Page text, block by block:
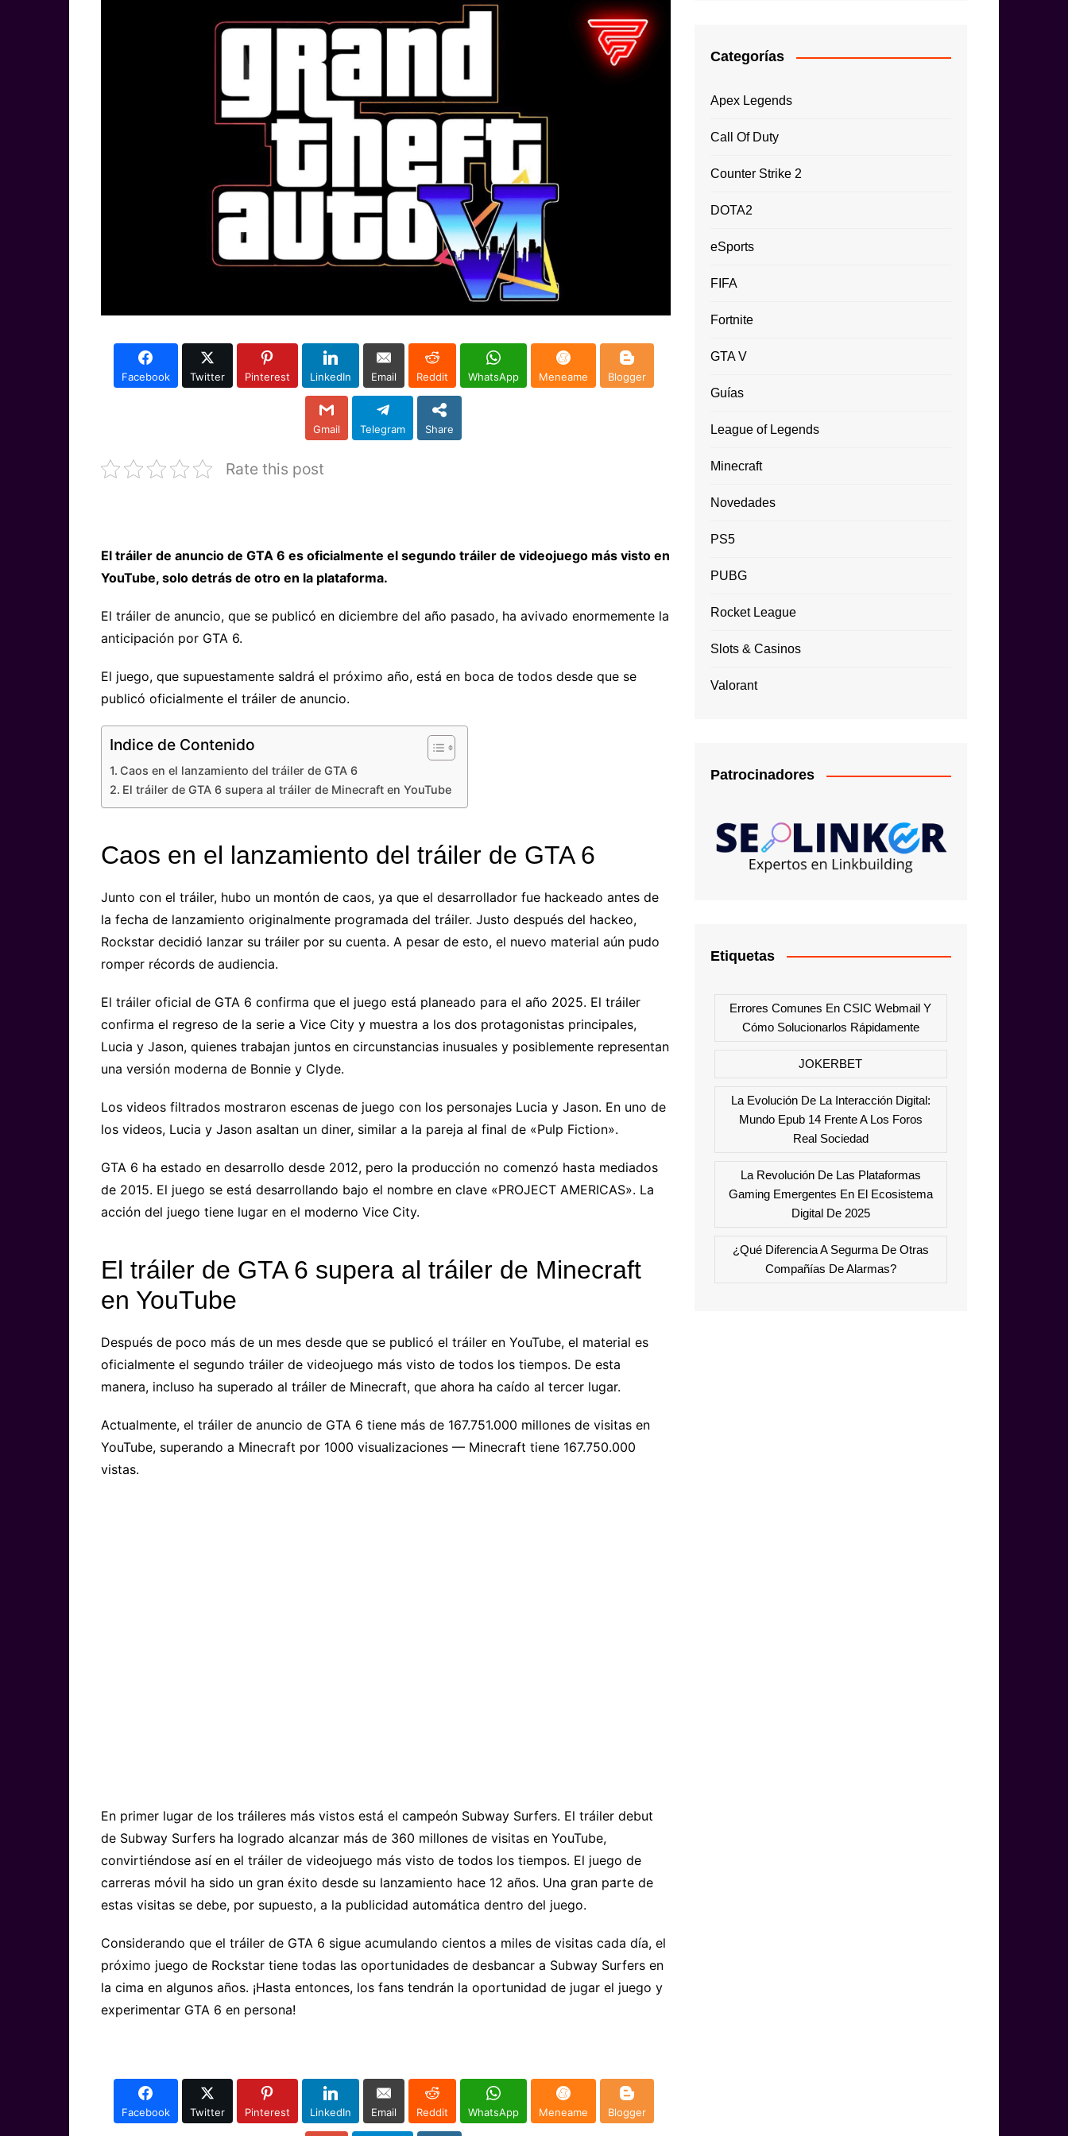
Facebook Twitter Pinterest LinkedIn Email Reddit WhatsApp Meneame Blogger
Gmail Telegram Share
Rate this post
El tráiler de anuncio de GTA 6 es oficialmente el segundo tráiler de videojuego más visto en
YouTube, solo detrás de otro en la plataforma.
El tráiler de anuncio, que se publicó en diciembre del año pasado, ha avivado enormemente la
anticipación por GTA 6.
El juego, que supuestamente saldrá el próximo año, está en boca de todos desde que se
publicó oficialmente el tráiler de anuncio.
Indice de Contenido
Caos en el lanzamiento del tráiler de GTA 6
El tráiler de GTA 6 supera al tráiler de Minecraft en YouTube
Caos en el lanzamiento del tráiler de GTA 6
Junto con el tráiler, hubo un montón de caos, ya que el desarrollador fue hackeado antes de
la fecha de lanzamiento originalmente programada del tráiler. Justo después del hackeo,
Rockstar decidió lanzar su tráiler por su cuenta. A pesar de esto, el nuevo material aún pudo
romper récords de audiencia.
El tráiler oficial de GTA 6 confirma que el juego está planeado para el año 2025. El tráiler
confirma el regreso de la serie a Vice City y muestra a los dos protagonistas principales,
Lucia y Jason, quienes trabajan juntos en circunstancias inusuales y posiblemente representan
una versión moderna de Bonnie y Clyde.
Los videos filtrados mostraron escenas de juego con los personajes Lucia y Jason. En uno de
los videos, Lucia y Jason asaltan un diner, similar a la pareja al final de «Pulp Fiction».
GTA 6 ha estado en desarrollo desde 2012, pero la producción no comenzó hasta mediados
de 2015. El juego se está desarrollando bajo el nombre en clave «PROJECT AMERICAS». La
acción del juego tiene lugar en el moderno Vice City.
El tráiler de GTA 6 supera al tráiler de Minecraft
en YouTube
Después de poco más de un mes desde que se publicó el tráiler en YouTube, el material es
oficialmente el segundo tráiler de videojuego más visto de todos los tiempos. De esta
manera, incluso ha superado al tráiler de Minecraft, que ahora ha caído al tercer lugar.
Actualmente, el tráiler de anuncio de GTA 6 tiene más de 167.751.000 millones de visitas en
YouTube, superando a Minecraft por 1000 visualizaciones — Minecraft tiene 167.750.000
vistas.
En primer lugar de los tráileres más vistos está el campeón Subway Surfers. El tráiler debut
de Subway Surfers ha logrado alcanzar más de 360 millones de visitas en YouTube,
convirtiéndose así en el tráiler de videojuego más visto de todos los tiempos. El juego de
carreras móvil ha sido un gran éxito desde su lanzamiento hace 12 años. Una gran parte de
estas visitas se debe, por supuesto, a la publicidad automática dentro del juego.
Considerando que el tráiler de GTA 6 sigue acumulando cientos a miles de visitas cada día, el
próximo juego de Rockstar tiene todas las oportunidades de desbancar a Subway Surfers en
la cima en algunos años. ¡Hasta entonces, los fans tendrán la oportunidad de jugar el juego y
experimentar GTA 6 en persona!
Facebook Twitter Pinterest LinkedIn Email Reddit WhatsApp Meneame Blogger
Categorías
Apex Legends
Call Of Duty
Counter Strike 2
DOTA2
eSports
FIFA
Fortnite
GTA V
Guías
League of Legends
Minecraft
Novedades
PS5
PUBG
Rocket League
Slots & Casinos
Valorant
Patrocinadores
Etiquetas
Errores Comunes En CSIC Webmail Y
Cómo Solucionarlos Rápidamente
JOKERBET
La Evolución De La Interacción Digital:
Mundo Epub 14 Frente A Los Foros
Real Sociedad
La Revolución De Las Plataformas
Gaming Emergentes En El Ecosistema
Digital De 2025
¿Qué Diferencia A Segurma De Otras
Compañías De Alarmas?